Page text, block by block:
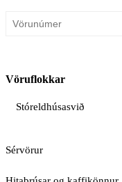
Vöruflokkar
Stóreldhúsasvið
Sérvörur